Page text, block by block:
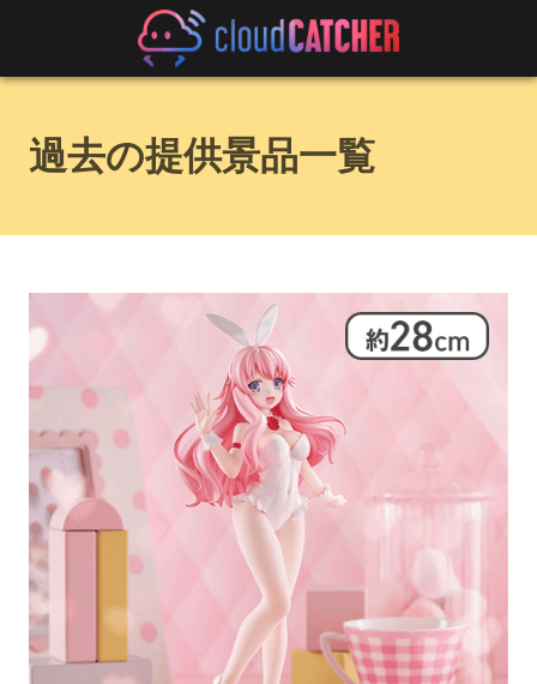
過去の提供景品一覧